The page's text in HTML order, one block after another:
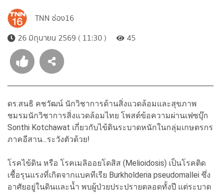
TNN ช่อง16
26 มิถุนายน 2569 ( 11:30 )
45
ดร.สนธิ คชวัฒน์ นักวิชาการด้านสิ่งแวดล้อมและสุขภาพ
ชมรมนักวิชาการสิ่งแวดล้อมไทย โพสต์ข้อความผ่านเฟซบุ๊ก
Sonthi Kotchawat เกี่ยวกับไข้ดินระบาดหนักในกลุ่มเกษตรกร
ภาคอีสาน...ระวังตัวด้วย!
โรคไข้ดิน หรือ โรคเมลิออยโดสิส (Melioidosis) เป็นโรคติด
เชื้อรุนแรงที่เกิดจากแบคทีเรีย Burkholderia pseudomallei ซึ่ง
อาศัยอยู่ในดินและน้ำ พบผู้ป่วยประปรายตลอดทั้งปี แต่ระบาด